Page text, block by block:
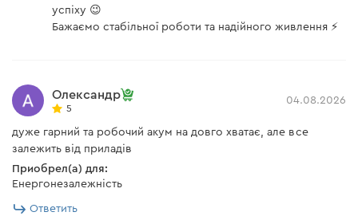
успіху 😉
Бажаємо стабільної роботи та надійного живлення ⚡
Олександр
5
04.08.2026
дуже гарний та робочий акум на довго хватає, але все
залежить від приладів
Приобрел(а) для:
Енергонезалежність
Ответить